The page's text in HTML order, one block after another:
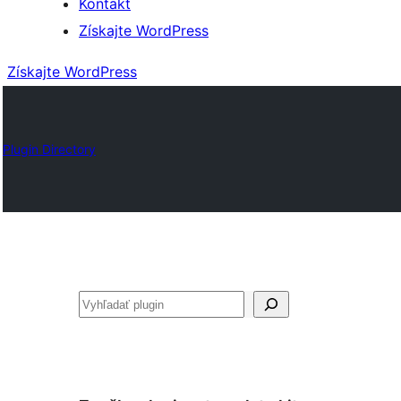
Kontakt
Získajte WordPress
Získajte WordPress
Plugin Directory
Hľadať